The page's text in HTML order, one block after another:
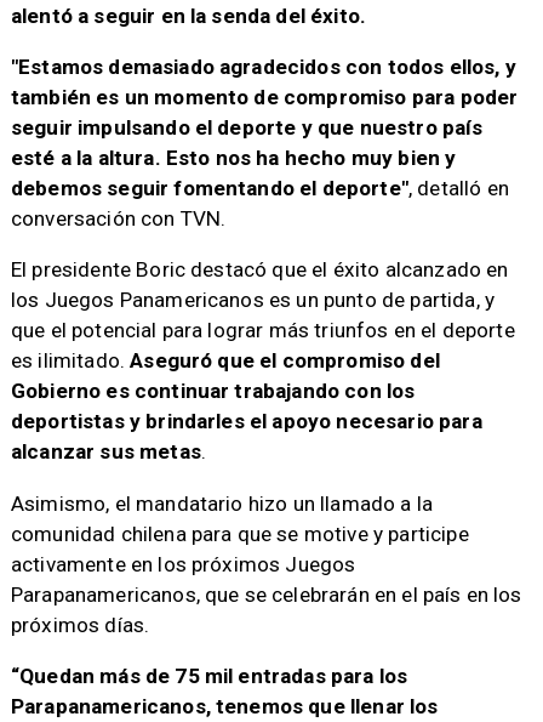
alentó a seguir en la senda del éxito.
"Estamos demasiado agradecidos con todos ellos, y
también es un momento de compromiso para poder
seguir impulsando el deporte y que nuestro país
esté a la altura. Esto nos ha hecho muy bien y
debemos seguir fomentando el deporte", detalló en
conversación con TVN.
El presidente Boric destacó que el éxito alcanzado en
los Juegos Panamericanos es un punto de partida, y
que el potencial para lograr más triunfos en el deporte
es ilimitado. Aseguró que el compromiso del
Gobierno es continuar trabajando con los
deportistas y brindarles el apoyo necesario para
alcanzar sus metas.
Asimismo, el mandatario hizo un llamado a la
comunidad chilena para que se motive y participe
activamente en los próximos Juegos
Parapanamericanos, que se celebrarán en el país en los
próximos días.
“Quedan más de 75 mil entradas para los
Parapanamericanos, tenemos que llenar los